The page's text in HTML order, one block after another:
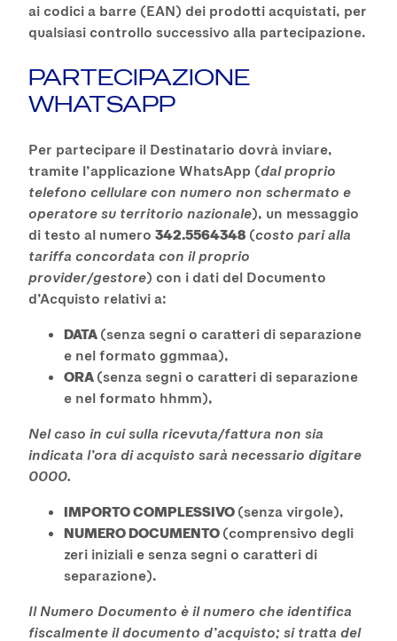
ai codici a barre (EAN) dei prodotti acquistati, per
qualsiasi controllo successivo alla partecipazione.
PARTECIPAZIONE
WHATSAPP
Per partecipare il Destinatario dovrà inviare,
tramite l’applicazione WhatsApp (dal proprio
telefono cellulare con numero non schermato e
operatore su territorio nazionale), un messaggio
di testo al numero 342.5564348 (costo pari alla
tariffa concordata con il proprio
provider/gestore) con i dati del Documento
d’Acquisto relativi a:
DATA (senza segni o caratteri di separazione
e nel formato ggmmaa),
ORA (senza segni o caratteri di separazione
e nel formato hhmm),
Nel caso in cui sulla ricevuta/fattura non sia
indicata l’ora di acquisto sarà necessario digitare
0000.
IMPORTO COMPLESSIVO (senza virgole),
NUMERO DOCUMENTO (comprensivo degli
zeri iniziali e senza segni o caratteri di
separazione).
Il Numero Documento è il numero che identifica
fiscalmente il documento d’acquisto; si tratta del